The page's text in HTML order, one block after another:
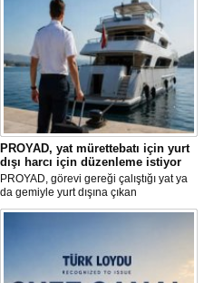
PROYAD, yat mürettebatı için yurt
dışı harcı için düzenleme istiyor
PROYAD, görevi gereği çalıştığı yat ya
da gemiyle yurt dışına çıkan
gemiadamlarının yurt dışı çıkış